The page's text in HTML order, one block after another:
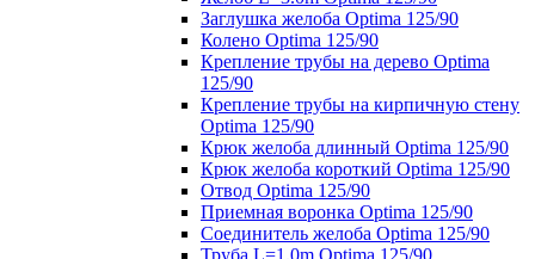
Заглушка желоба Optima 125/90
Колено Optima 125/90
Крепление трубы на дерево Optima
125/90
Крепление трубы на кирпичную стену
Optima 125/90
Крюк желоба длинный Optima 125/90
Крюк желоба короткий Optima 125/90
Отвод Optima 125/90
Приемная воронка Optima 125/90
Соединитель желоба Optima 125/90
Труба L=1.0m Optima 125/90